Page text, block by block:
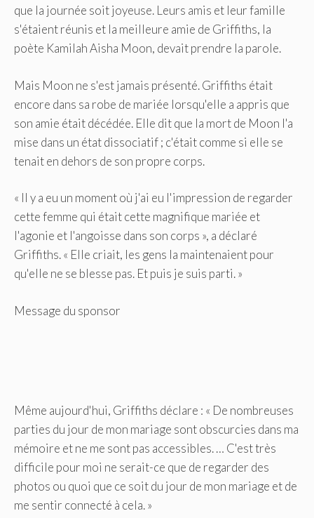
que la journée soit joyeuse. Leurs amis et leur famille
s'étaient réunis et la meilleure amie de Griffiths, la
poète Kamilah Aisha Moon, devait prendre la parole.
Mais Moon ne s'est jamais présenté. Griffiths était
encore dans sa robe de mariée lorsqu'elle a appris que
son amie était décédée. Elle dit que la mort de Moon l'a
mise dans un état dissociatif ; c'était comme si elle se
tenait en dehors de son propre corps.
« Il y a eu un moment où j'ai eu l'impression de regarder
cette femme qui était cette magnifique mariée et
l'agonie et l'angoisse dans son corps », a déclaré
Griffiths. « Elle criait, les gens la maintenaient pour
qu'elle ne se blesse pas. Et puis je suis parti. »
Message du sponsor
Même aujourd'hui, Griffiths déclare : « De nombreuses
parties du jour de mon mariage sont obscurcies dans ma
mémoire et ne me sont pas accessibles. … C'est très
difficile pour moi ne serait-ce que de regarder des
photos ou quoi que ce soit du jour de mon mariage et de
me sentir connecté à cela. »